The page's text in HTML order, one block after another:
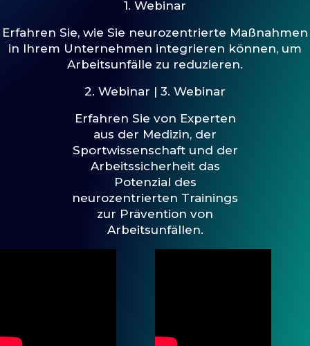
1. Webinar
Erfahren Sie, wie Sie neurozentrierte Maßnahmen
in Ihrem Unternehmen integrieren können, um
Arbeitsunfälle zu reduzieren.
2. Webinar | 3. Webinar
Erfahren Sie von Experten
aus der Medizin, der
Sportwissenschaft und der
Arbeitssicherheit das
Potenzial des
neurozentrierten Trainings
zur Prävention von
Arbeitsunfällen.